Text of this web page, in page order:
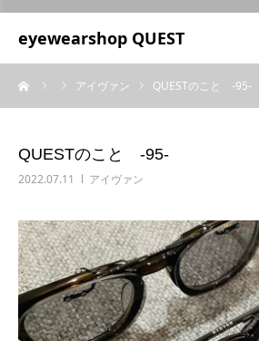
eyewearshop QUEST
アイヴァン QUESTのこと ‐95‐
QUESTのこと ‐95‐
2022.07.11 アイヴァン